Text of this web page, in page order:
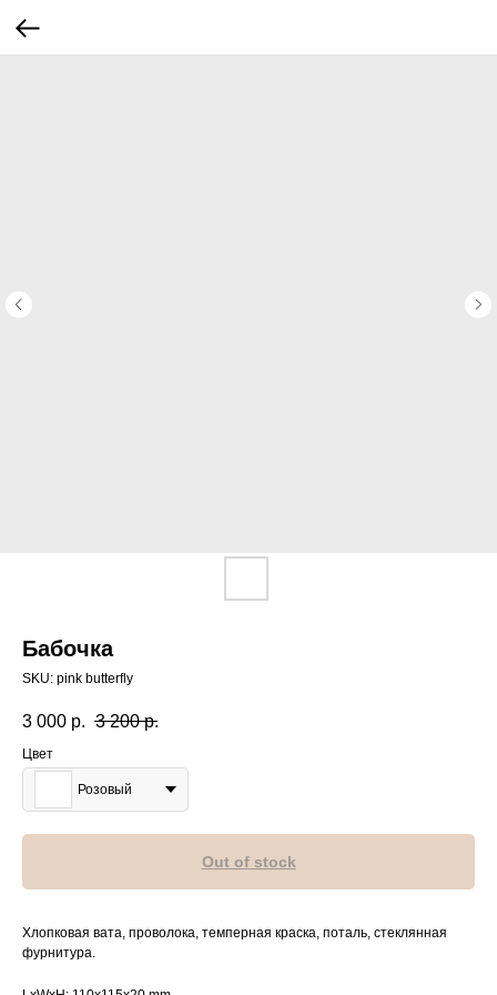
Бабочка
SKU: pink butterfly
3 000 р. 3 200 р.
Цвет
Розовый
Out of stock
Хлопковая вата, проволока, темперная краска, поталь, стеклянная
фурнитура.